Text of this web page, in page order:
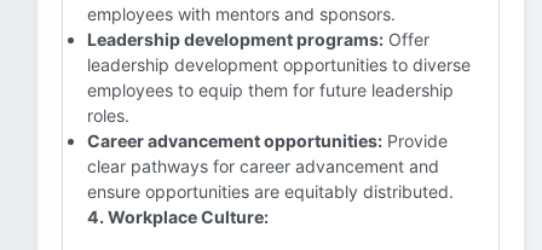
employees with mentors and sponsors.
Leadership development programs: Offer
leadership development opportunities to diverse
employees to equip them for future leadership
roles.
Career advancement opportunities: Provide
clear pathways for career advancement and
ensure opportunities are equitably distributed.
4. Workplace Culture: